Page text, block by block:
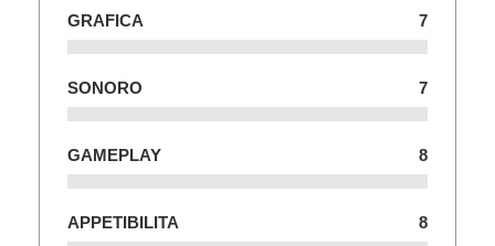
GRAFICA 7
SONORO 7
GAMEPLAY 8
APPETIBILITA 8